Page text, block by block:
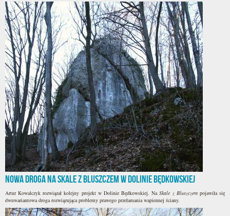
Nowa droga na Skale z Bluszczem w Dolinie Będkowskiej
Artur Kowalczyk rozwiązał kolejny projekt w Dolinie Będkowskiej. NaSkale z Bluszczempojawiła się
dwuwariantowa droga rozwiązująca problemy prawego przełamania wapiennej ściany.